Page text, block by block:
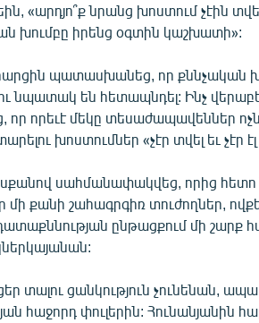
«արդյո՞ք նրանց խոստում չէին
խումբը իրենց օգտին կաշխատի»:
պատասխանեց, որ քննչական
նպատակ են հետապնդել: Ինչ
որեւէ մեկը տեսաժապավեններ
խոստումներ «չէր տվել եւ չէր
սահմանափակվեց, որից հետո
մի քանի շահագրգիռ տուժողներ,
ընթացքում մի
տալու ցանկություն չունենան,
հաջորդ փուլերին: Հունանյանին